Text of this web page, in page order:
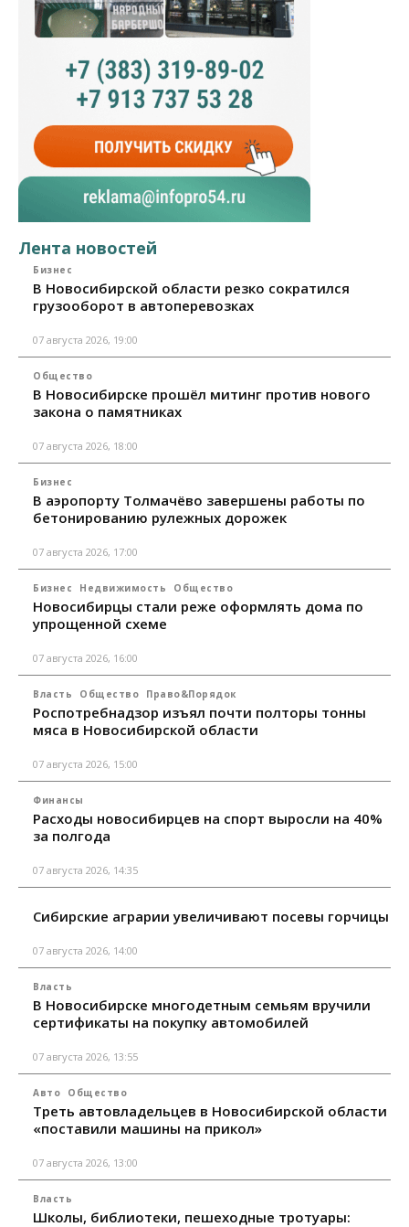
Лента новостей
Бизнес
В Новосибирской области резко сократился
грузооборот в автоперевозках
07 августа 2026, 19:00
Общество
В Новосибирске прошёл митинг против нового
закона о памятниках
07 августа 2026, 18:00
Бизнес
В аэропорту Толмачёво завершены работы по
бетонированию рулежных дорожек
07 августа 2026, 17:00
Бизнес Недвижимость Общество
Новосибирцы стали реже оформлять дома по
упрощенной схеме
07 августа 2026, 16:00
Власть Общество Право&Порядок
Роспотребнадзор изъял почти полторы тонны
мяса в Новосибирской области
07 августа 2026, 15:00
Финансы
Расходы новосибирцев на спорт выросли на 40%
за полгода
07 августа 2026, 14:35
Сибирские аграрии увеличивают посевы горчицы
07 августа 2026, 14:00
Власть
В Новосибирске многодетным семьям вручили
сертификаты на покупку автомобилей
07 августа 2026, 13:55
Авто Общество
Треть автовладельцев в Новосибирской области
«поставили машины на прикол»
07 августа 2026, 13:00
Власть
Школы, библиотеки, пешеходные тротуары: